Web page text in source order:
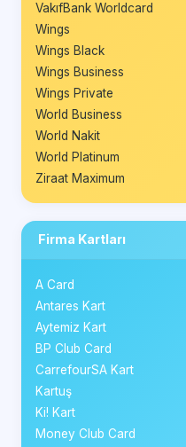
VakıfBank Worldcard
Wings
Wings Black
Wings Business
Wings Private
World Business
World Nakit
World Platinum
Ziraat Maximum
Firma Kartları
A Card
Antares Kart
Aytemiz Kart
BP Club Card
CarrefourSA Kart
Kartuş
Ki! Kart
Money Club Card